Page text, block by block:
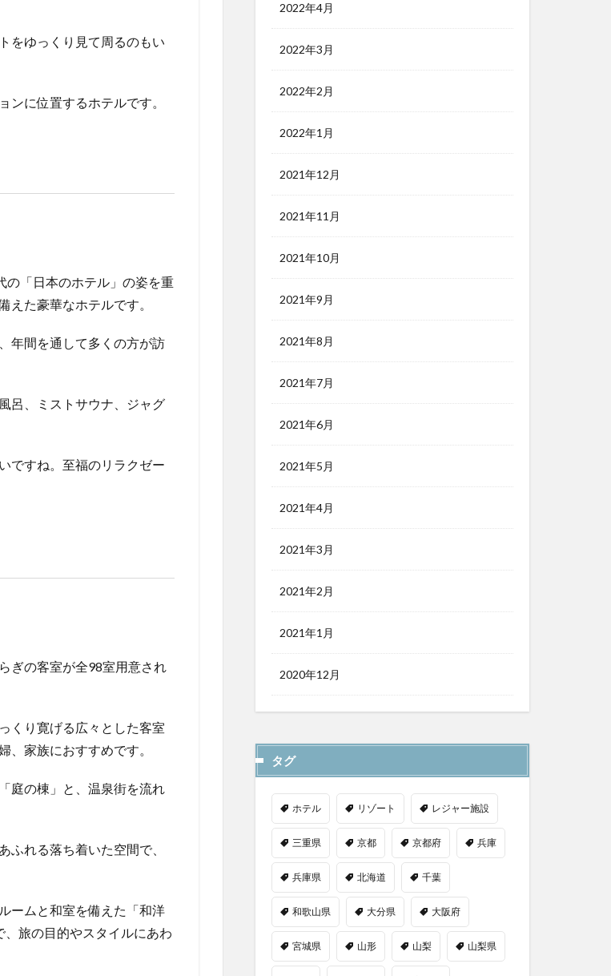
をゆっくり見て周るのもい
に位置するホテルです。
の「日本のホテル」の姿を重
えた豪華なホテルです。
年間を通して多くの方が訪
呂、ミストサウナ、ジャグ
ですね。至福のリラクゼー
ぎの客室が全98室用意され
くり寛げる広々とした客室
、家族におすすめです。
庭の棟」と、温泉街を流れ
ふれる落ち着いた空間で、
ームと和室を備えた「和洋
旅の目的やスタイルにあわ
2022年4月
2022年3月
2022年2月
2022年1月
2021年12月
2021年11月
2021年10月
2021年9月
2021年8月
2021年7月
2021年6月
2021年5月
2021年4月
2021年3月
2021年2月
2021年1月
2020年12月
タグ
ホテル リゾート レジャー施設
三重県 京都 京都府 兵庫
兵庫県 北海道 千葉
和歌山県 大分県 大阪府
宮城県 山形 山梨 山梨県